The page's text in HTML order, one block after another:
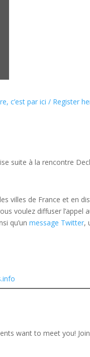
c’est par ici / Register
suite à la rencontre
villes de France et en
voulez diffuser
qu’unmessage Twitter,
want to meet you!